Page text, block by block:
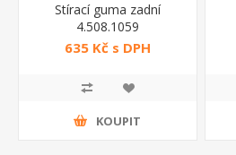
Stírací guma zadní
4.508.1059
635 Kč s DPH
KOUPIT